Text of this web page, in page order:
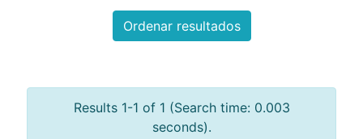
Ordenar resultados
Results 1-1 of 1 (Search time: 0.003
seconds).